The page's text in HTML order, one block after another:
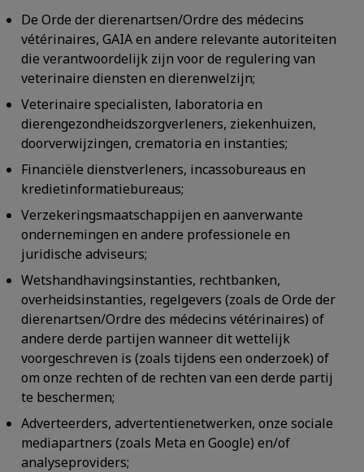
De Orde der dierenartsen/Ordre des médecins
vétérinaires, GAIA en andere relevante autoriteiten
die verantwoordelijk zijn voor de regulering van
veterinaire diensten en dierenwelzijn;
Veterinaire specialisten, laboratoria en
dierengezondheidszorgverleners, ziekenhuizen,
doorverwijzingen, crematoria en instanties;
Financiële dienstverleners, incassobureaus en
kredietinformatiebureaus;
Verzekeringsmaatschappijen en aanverwante
ondernemingen en andere professionele en
juridische adviseurs;
Wetshandhavingsinstanties, rechtbanken,
overheidsinstanties, regelgevers (zoals de Orde der
dierenartsen/Ordre des médecins vétérinaires) of
andere derde partijen wanneer dit wettelijk
voorgeschreven is (zoals tijdens een onderzoek) of
om onze rechten of de rechten van een derde partij
te beschermen;
Adverteerders, advertentienetwerken, onze sociale
mediapartners (zoals Meta en Google) en/of
analyseproviders;